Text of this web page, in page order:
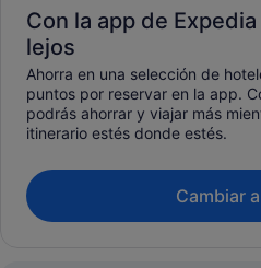
Con la app de
lejos
Ahorra en una selección de
puntos por reservar en la app.
podrás ahorrar y viajar más
itinerario estés donde estés.
Cambiar